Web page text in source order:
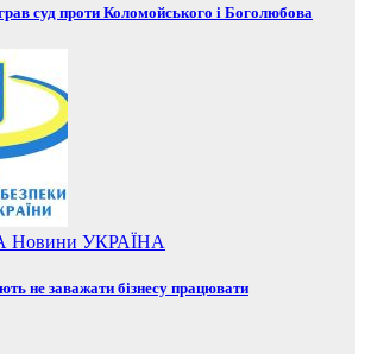
суд проти Коломойського і Боголюбова
Новини УКРАЇНА
не заважати бізнесу працювати